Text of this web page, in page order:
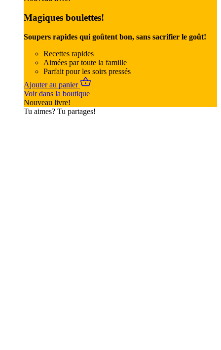
Magiques boulettes!
Soupers rapides qui goûtent bon, sans sacrifier le goût!
Recettes rapides
Aimées par toute la famille
Parfait pour les soirs pressés
Ajouter au panier
Voir dans la boutique
Nouveau livre!
Tu aimes? Tu partages!